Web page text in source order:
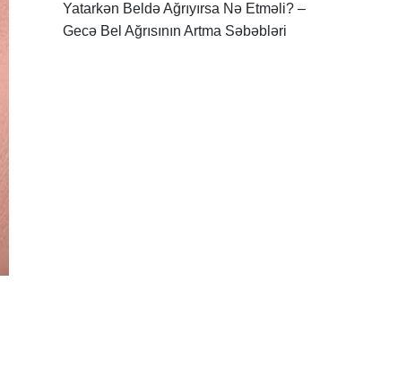
Yatarkən Beldə Ağrıyırsa Nə Etməli? –
Gecə Bel Ağrısının Artma Səbəbləri